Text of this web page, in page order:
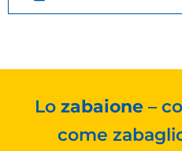
Lo zabaione–
come